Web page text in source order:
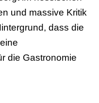
und massive Kritik
dass die
die Gastronomie